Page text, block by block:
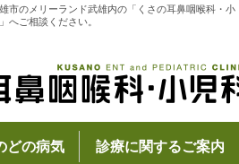
市のメリーランド武雄内の「くさの耳鼻咽喉科・小
へご相談ください。
どの病気 診療に関するご案内